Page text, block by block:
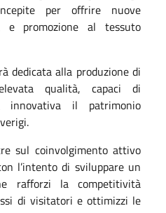
per offrire nuove
e promozione al tessuto
dedicata alla produzione di
qualità, capaci di
innovativa il patrimonio
sul coinvolgimento attivo
l’intento di sviluppare un
rafforzi la competitività
di visitatori e ottimizzi le